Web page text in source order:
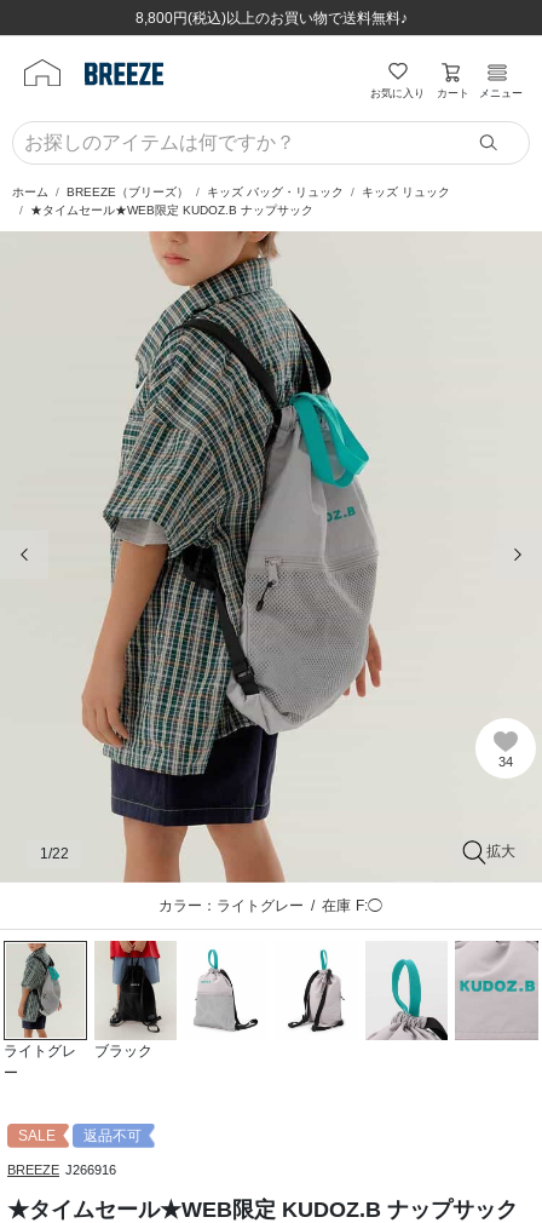
8,800円(税込)以上のお買い物で送料無料♪
ほぼ全品半額！！8/12(水)お昼12:59まで！！
8,800円(税込)以上のお買い物で送料無料♪
ほぼ全品半額！！8/12(水)お昼12:59まで！！
お気に入り カート メニュー
ホーム BREEZE（ブリーズ） キッズ バッグ・リュック
キッズ リュック
★タイムセール★WEB限定 KUDOZ.B ナップサック
34
拡大
1 /22
カラー：ライトグレー / 在庫 F:◯
ライトグレ
ー
ブラック
SALE 返品不可
BREEZE J266916
★タイムセール★WEB限定 KUDOZ.B ナップサック